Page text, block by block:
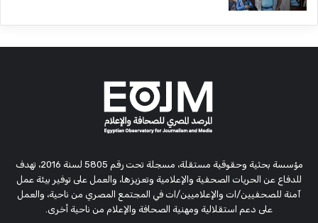
مؤسسة بحثية وحقوقية مستقلة، مسجلة تحت رقم 5805 لسنة 2016، تهدف
للدفاع عن الحريات الصحفية والإعلامية وتعزيزها، والعمل على توفير بيئة عمل
آمنة للصحفيين/ات والإعلاميين/ات في المجتمع المصري من ناحية، والعمل
على دعم استقلالية ومهنية الصحافة والإعلام من ناحية أخرى.